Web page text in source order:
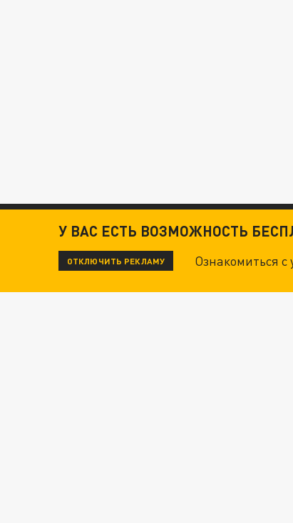
У ВАС ЕСТЬ ВОЗМОЖНОСТЬ
ОТКЛЮЧИТЬ РЕКЛАМУ Ознакомиться